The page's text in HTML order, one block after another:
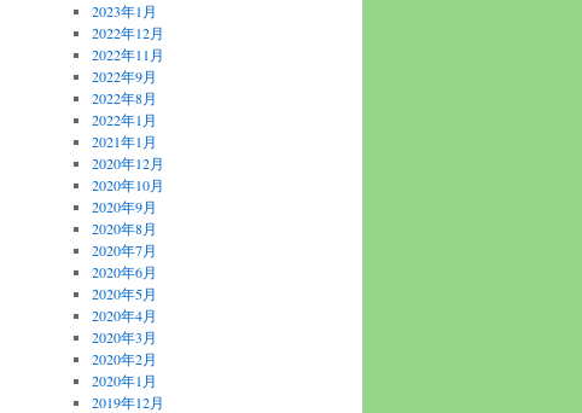
2023年1月
2022年12月
2022年11月
2022年9月
2022年8月
2022年1月
2021年1月
2020年12月
2020年10月
2020年9月
2020年8月
2020年7月
2020年6月
2020年5月
2020年4月
2020年3月
2020年2月
2020年1月
2019年12月